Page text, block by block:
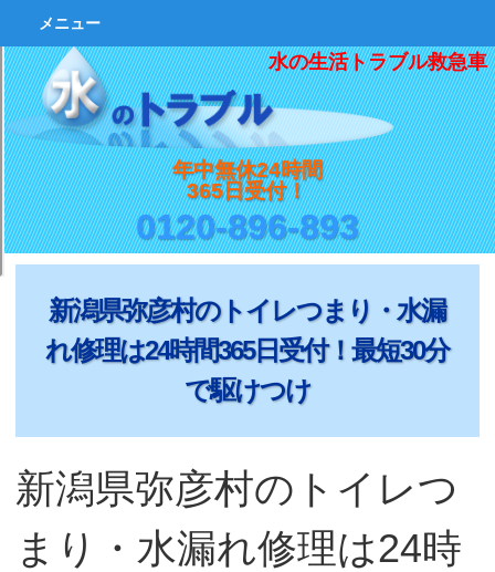
水の生活トラブル救急車
年中無休24時間
365日受付！
0120-896-893
メニュー
新潟県弥彦村のトイレつまり・水漏
れ修理は24時間365日受付！最短30分
で駆けつけ
新潟県弥彦村のトイレつ
まり・水漏れ修理は24時